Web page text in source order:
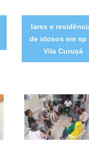
lares e
de idosos em sp
Vila Curuçá